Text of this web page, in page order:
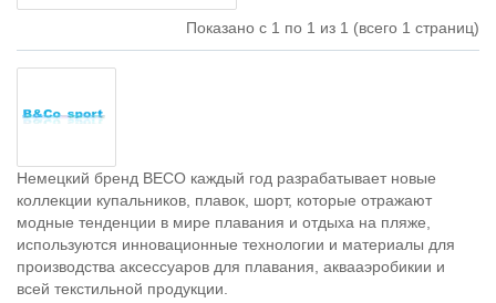
Показано с 1 по 1 из 1 (всего 1 страниц)
Немецкий бренд ВЕСО каждый год разрабатывает новые
коллекции купальников, плавок, шорт, которые отражают
модные тенденции в мире плавания и отдыха на пляже,
используются инновационные технологии и материалы для
производства аксессуаров для плавания, аквааэробикии и
всей текстильной продукции.